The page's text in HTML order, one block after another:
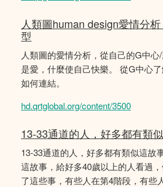
人類圖human design愛情分
型
人類圖的愛情分析，從自己的G中
是愛，什麼使自己快樂。 從G中心
如何連結。
hd.qrtglobal.org/content/3500
13-33通道的人，好多都有類
13-33通道的人，好多都有類似這故
這故事，給好多40歲以上的人看過
了這些事，有些人在第4階段，有些